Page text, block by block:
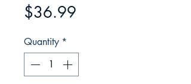
$36.99
Quantity *